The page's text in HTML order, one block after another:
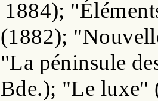
1884);
(1882);
"La péninsule
Bde.); "Le luxe"